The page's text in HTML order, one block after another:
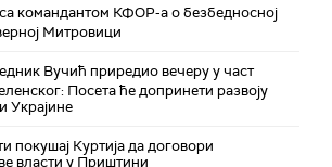
командантом КФОР-а о безбедносној
Митровици
Вучић приредио вечеру у част
Посета ће допринети развоју
Украјине
покушај Куртија да договори
власти у Приштини